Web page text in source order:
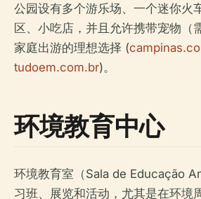
公园设有多个游乐场、一个迷你火
区、小吃店，并且允许携带宠物（
家庭出游的理想选择 (
tudoem.com.br)。
环境教育中心
环境教育室（Sala de Educação
习班、展览和活动，尤其是在环境